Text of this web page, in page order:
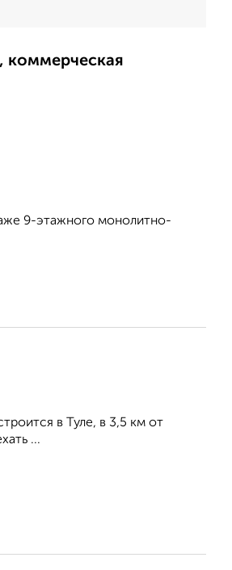
коммерческая
9-этажного монолитно-
в Туле, в 3,5 км от
...